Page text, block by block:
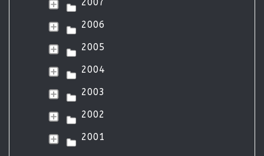
2006
2005
2004
2003
2002
2001